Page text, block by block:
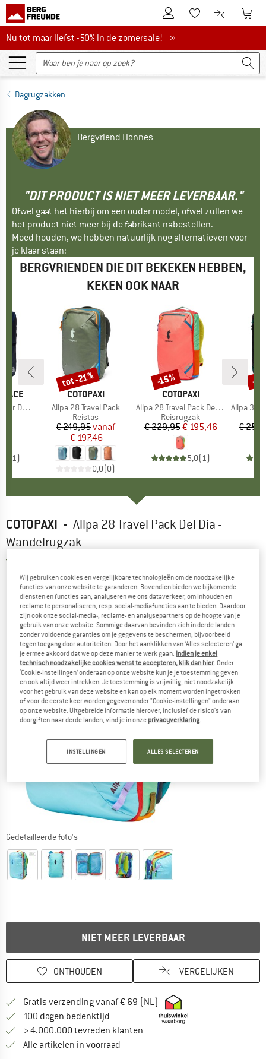
De klantenaccount
Naar deNaar de
Nu tot maar liefst -50% in de zomersale!
Nu tot maar liefst -50% in de zomersale! »
Dagrugzakken
Bergvriend Hannes
"DIT PRODUCT IS NIET MEER LEVERBAAR."
Ofwel gaat het hierbij om een ouder model, ofwel zullen we
het product niet meer bij de fabrikant nabestellen.
Moed houden, we hebben natuurlijk nog alternatieven voor
je klaar staan:
BERGVRIENDEN DIE DIT BEKEKEN HEBBEN,
KEKEN OOK NAAR
FACE
1)
MERK
COTOPAXI
Artikel
Allpa 28 Travel Pack
Productgroep
Reistas
Prijs
€ 249,95Verlaagde prijs
vanaf
€ 197,46
0,0(0)
Korting
tot -21%
MERK
COTOPAXI
Artikel
Allpa 28 Travel Pack Del Dia
Productgroep
Reisrugzak
Prijs
€ 229,95Verlaagde prijs
€ 195,46
5,0(1)
Korting
-15%
Artikel
Allpa 35
€
-
COTOPAXI - Allpa 28 Travel Pack Del Dia -
Wandelrugzak
Gedetailleerde foto's
NIET MEER LEVERBAAR
ONTHOUDEN VERGELIJKEN
Gratis verzending vanaf € 69 (NL) Vind hier de
100 dagen bedenktijd Vind de betalingsinformatie hier!
> 4.000.000 tevreden klanten
Alle artikelen in voorraad
Wij gebruiken cookies en vergelijkbare technologieën om de noodzakelijke
functies van onze website te garanderen. Bovendien bieden we bijkomende
diensten en functies aan, analyseren we ons dataverkeer, om inhouden en
reclame te personaliseren, resp. social-mediafuncties aan te bieden. Daardoor
zijn ook onze social-media-, reclame- en analysepartners op de hoogte van je
gebruik van onze website. Sommige daarvan bevinden zich in derde landen
zonder voldoende garanties om je gegevens te beschermen, bijvoorbeeld
tegen toegang door autoriteiten. Door het aanklikken van ‘Alles selecteren’ ga
je ermee akkoord dat we op deze manier te werk gaan. Indien je enkel
technisch noodzakelijke cookies wenst te accepteren, klik dan hier. Onder
‘Cookie-instellingen’ onderaan op onze website kun je je toestemming geven
en ook altijd weer intrekken. Je toestemming is vrijwillig, niet noodzakelijk
voor het gebruik van deze website en kan op elk moment worden ingetrokken
of voor de eerste keer worden gegeven onder "Cookie-instellingen" onderaan
op onze website. Uitgebreide informatie hierover, inclusief de risico's van
doorgiften naar derde landen, vind je in onze privacyverklaring.
INSTELLINGEN ALLES SELECTEREN